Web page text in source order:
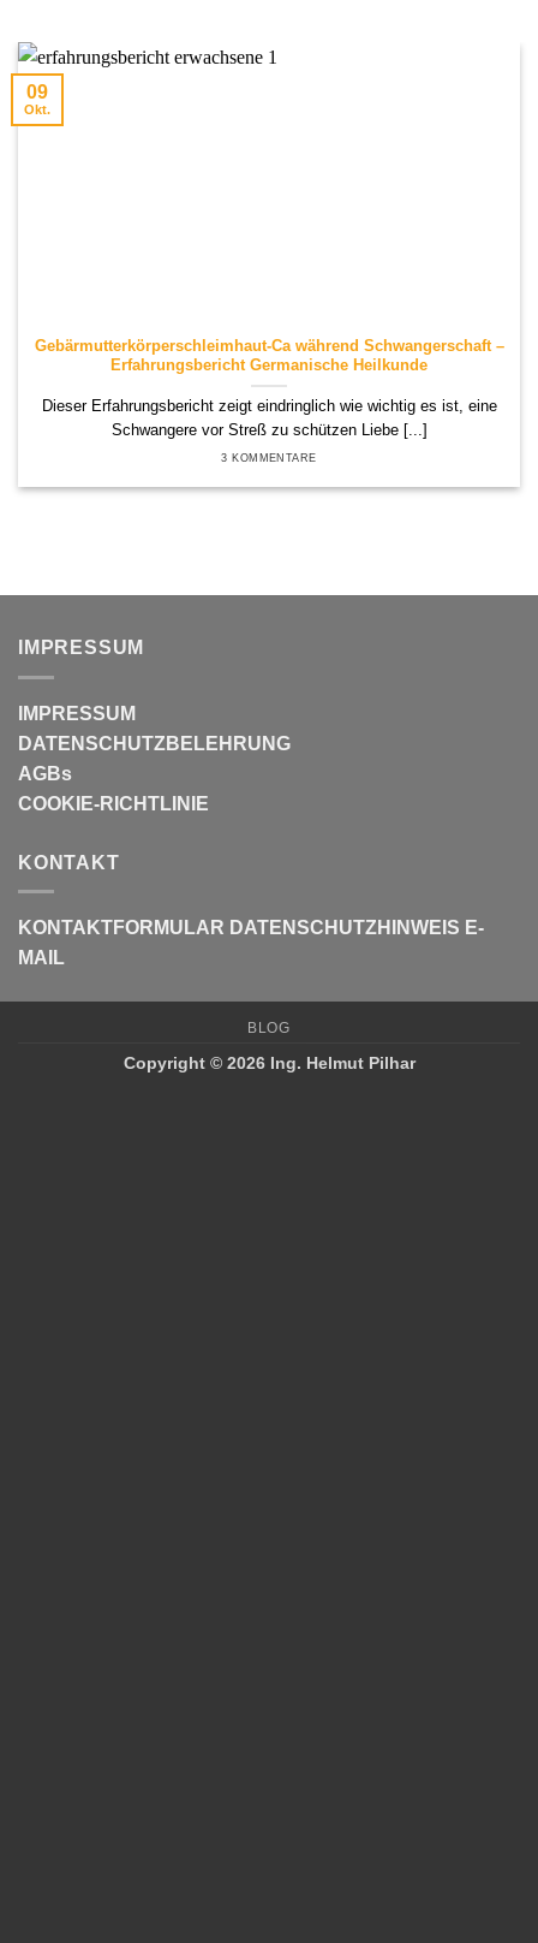
Gebärmutterkörperschleimhaut-Ca während Schwangerschaft –
Erfahrungsbericht Germanische Heilkunde
Dieser Erfahrungsbericht zeigt eindringlich wie wichtig es ist, eine
Schwangere vor Streß zu schützen Liebe [...]
3 KOMMENTARE
09
Okt.
IMPRESSUM
IMPRESSUM
DATENSCHUTZBELEHRUNG
AGBs
COOKIE-RICHTLINIE
KONTAKT
KONTAKTFORMULAR DATENSCHUTZHINWEIS E-
MAIL
BLOG
Copyright © 2026 Ing. Helmut Pilhar